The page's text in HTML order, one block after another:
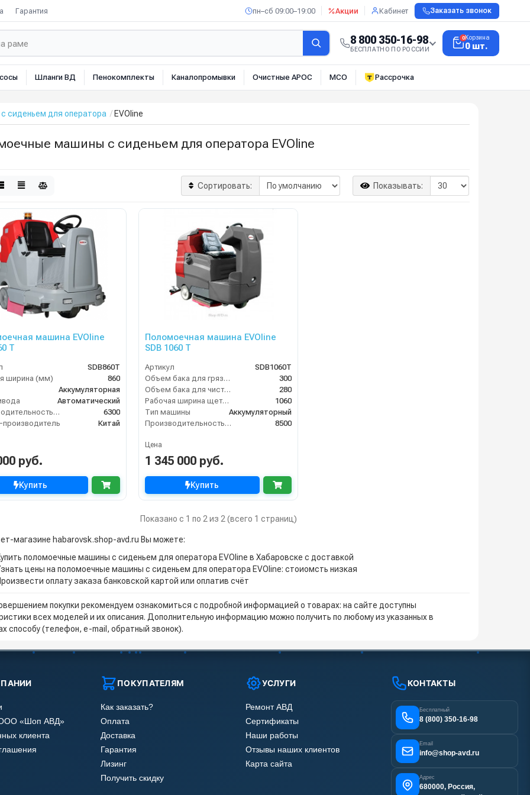
Гарантия пн–сб 09:00–19:00 Акции Кабинет Заказать звонок
8 800 350-16-98
БЕСПЛАТНО ПО РОССИИ
0Корзина
0 шт.
Шланги ВД Пенокомплекты Каналопромывки Очистные АРОС МСО Рассрочка
сиденьем для оператора EVOline
машины с сиденьем для оператора EVOline
Сортировать: Показывать:
машина EVOline
T
SDB860T
ширина (мм)
860
Аккумуляторная
Автоматический
Производительность по площади (м2/ч)
6300
производитель
Китай
руб.
Купить
Поломоечная машина EVOline
SDB 1060 T
Артикул
SDB1060T
Объем бака для грязной воды, л
300
Объем бака для чистой воды, л
280
Рабочая ширина щетки, мм
1060
Тип машины
Аккумуляторный
Производительность по площади (м2/ч)
8500
Цена
1 345 000 руб.
Купить
Показано с 1 по 2 из 2 (всего 1 страниц)
магазине habarovsk.shop-avd.ru Вы можете:
поломоечные машины с сиденьем для оператора EVOline в Хабаровске с доставкой
цены на поломоечные машины с сиденьем для оператора EVOline: стоиомсть низкая
оплату заказа банковской картой или оплатив счёт
покупки рекомендуем ознакомиться с подробной информацией о товарах: на сайте доступны
всех моделей и их описания. Дополнительную информацию можно получить по любому из указанных в
способу (телефон, e-mail, обратный звонок).
ООО «Шоп АВД»
клиента
ПОКУПАТЕЛЯМ
Как заказать?
Оплата
Доставка
Гарантия
Лизинг
Получить скидку
УСЛУГИ
Ремонт АВД
Сертификаты
Наши работы
Отзывы наших клиентов
Карта сайта
КОНТАКТЫ
Бесплатный
8 (800) 350-16-98
Email
info@shop-avd.ru
Адрес
680000, Россия,